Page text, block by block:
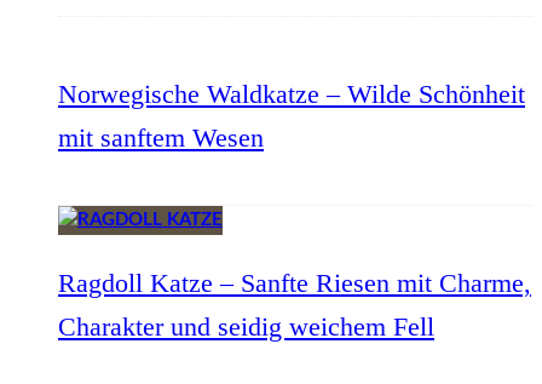
Norwegische Waldkatze – Wilde Schönheit
mit sanftem Wesen
Ragdoll Katze – Sanfte Riesen mit Charme,
Charakter und seidig weichem Fell